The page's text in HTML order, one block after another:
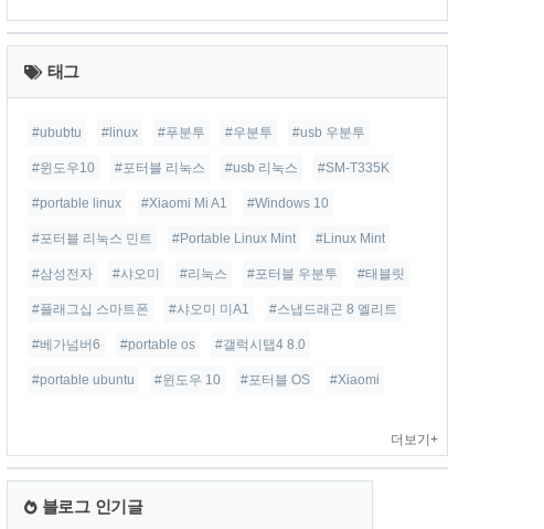
최
근
글 태그
#ububtu #linux #푸분투 #우분투 #usb 우분투
#윈도우10 #포터블 리눅스 #usb 리눅스 #SM-T335K
#portable linux #Xiaomi Mi A1 #Windows 10
#포터블 리눅스 민트 #Portable Linux Mint #Linux Mint
#삼성전자 #샤오미 #리눅스 #포터블 우분투 #태블릿
#플래그십 스마트폰 #샤오미 미A1 #스냅드래곤 8 엘리트
#베가넘버6 #portable os #갤럭시탭4 8.0
#portable ubuntu #윈도우 10 #포터블 OS #Xiaomi
더보기+
블로그 인기글